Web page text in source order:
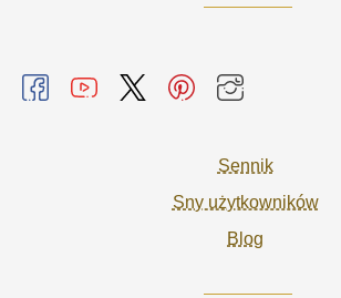
Sennik
Sny użytkowników
Blog